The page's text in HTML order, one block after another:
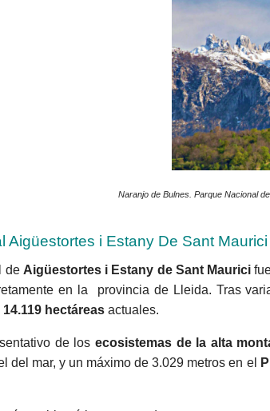
Naranjo de Bulnes. Parque Nacional
Aigüestortes i Estany De Sant Maurici
de Aigüestortes i Estany de Sant Maurici
en la provincia de Lleida. Tras
14.119 hectáreas actuales.
de los ecosistemas de la alta
del mar, y un máximo de 3.029 metros en el